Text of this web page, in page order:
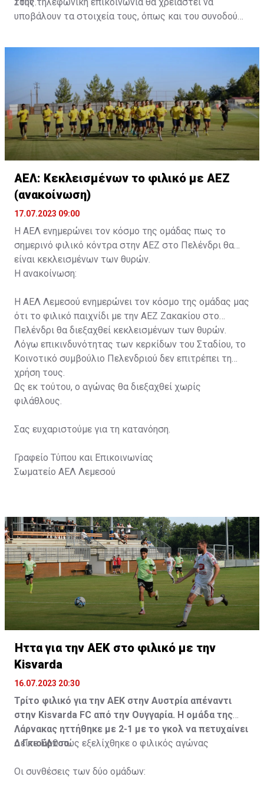
υποβάλουν τα στοιχεία τους, όπως και του συνοδού
ονοματεπώνυμο, αριθμός πινακίδας αυτοκινήτου,
ΑΕΛ: Κεκλεισμένων το φιλικό με ΑΕΖ
(ανακοίνωση)
17.07.2023 09:00
Η ΑΕΛ ενημερώνει τον κόσμο της ομάδας πως το
σημερινό φιλικό κόντρα στην ΑΕΖ στο Πελένδρι θα
είναι κεκλεισμένων των θυρών.
Η ανακοίνωση:
Η ΑΕΛ Λεμεσού ενημερώνει τον κόσμο της ομάδας μας
ότι το φιλικό παιχνίδι με την ΑΕΖ Ζακακίου στο
Πελένδρι θα διεξαχθεί κεκλεισμένων των θυρών.
Λόγω επικινδυνότητας των κερκίδων του Σταδίου, το
Κοινοτικό συμβούλιο Πελενδριού δεν επιτρέπει τη
χρήση τους.
Ως εκ τούτου, ο αγώνας θα διεξαχθεί χωρίς
φιλάθλους.
Σας ευχαριστούμε για τη κατανόηση.
Γραφείο Τύπου και Επικοινωνίας
Σωματείο ΑΕΛ Λεμεσού
Ήττα για την ΑΕΚ στο φιλικό με την
Kisvarda
16.07.2023 20:30
Τρίτο φιλικό για την ΑΕΚ στην Αυστρία απέναντι
στην Kisvarda FC από την Ουγγαρία. Η ομάδα της
Λάρνακας ηττήθηκε με 2-1 με το γκολ να πετυχαίνει
ο Γκιούρτσο.
ΔείτεΕΔΩπώς εξελίχθηκε ο φιλικός αγώνας
Οι συνθέσεις των δύο ομάδων: